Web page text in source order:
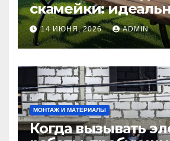
скамейки:
решения
маленьких
14 ИЮНЯ, 2026 ADMIN
МОНТАЖ И МАТЕРИАЛЫ
Когда вызывать